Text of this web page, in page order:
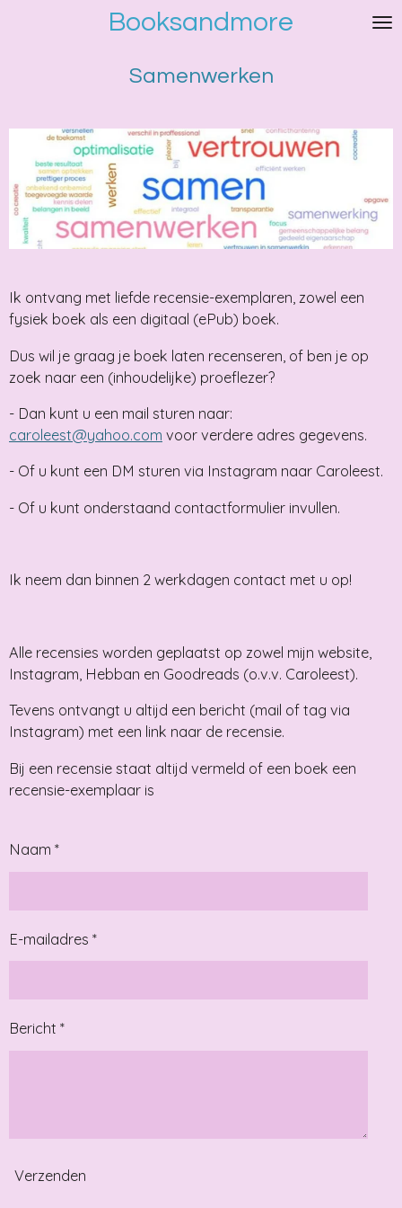
Booksandmore
Samenwerken
Ik ontvang met liefde recensie-exemplaren, zowel een
fysiek boek als een digitaal (ePub) boek.
Dus wil je graag je boek laten recenseren, of ben je op
zoek naar een (inhoudelijke) proeflezer?
- Dan kunt u een mail sturen naar:
caroleest@yahoo.com voor verdere adres gegevens.
- Of u kunt een DM sturen via Instagram naar Caroleest.
- Of u kunt onderstaand contactformulier invullen.
Ik neem dan binnen 2 werkdagen contact met u op!
Alle recensies worden geplaatst op zowel mijn website,
Instagram, Hebban en Goodreads (o.v.v. Caroleest).
Tevens ontvangt u altijd een bericht (mail of tag via
Instagram) met een link naar de recensie.
Bij een recensie staat altijd vermeld of een boek een
recensie-exemplaar is
Naam *
E-mailadres *
Bericht *
Verzenden